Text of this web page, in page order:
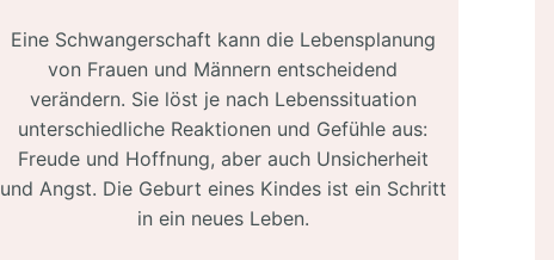
Eine Schwangerschaft kann die Lebensplanung
von Frauen und Männern entscheidend
verändern. Sie löst je nach Lebenssituation
unterschiedliche Reaktionen und Gefühle aus:
Freude und Hoffnung, aber auch Unsicherheit
und Angst. Die Geburt eines Kindes ist ein Schritt
in ein neues Leben.